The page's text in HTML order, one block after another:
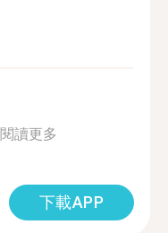
閱讀更多
下載APP